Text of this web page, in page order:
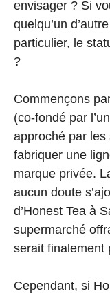
envisager ? Si
quelqu’un
particulier, le
?
Commençons
(co-fondé par
approché par
fabriquer une
marque privée.
aucun doute
d’Honest Tea à
supermarché
serait finalement
Cependant, si